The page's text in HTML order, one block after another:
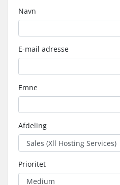
Navn
E-mail adresse
Emne
Afdeling
Prioritet